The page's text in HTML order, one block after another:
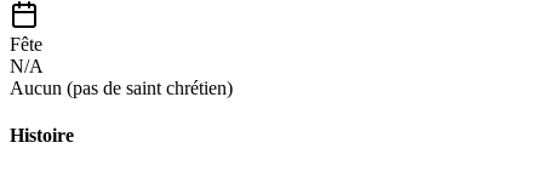
Fête
N/A
Aucun (pas de saint chrétien)
Histoire